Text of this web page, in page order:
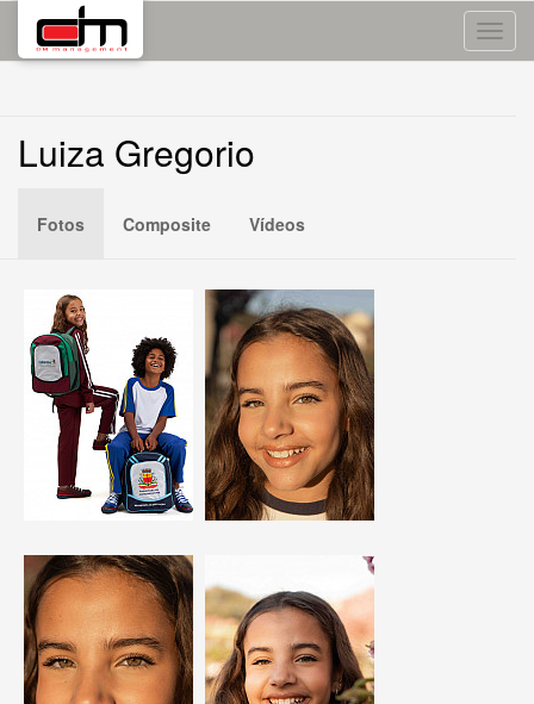
Toggle
Luiza Gregorio
Fotos Composite Vídeos